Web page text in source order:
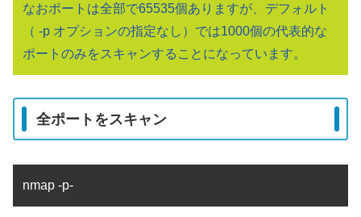
なおポートは全部で65535個ありますが、デフォルト
（ -p オプションの指定なし）では1000個の代表的な
ポートのみをスキャンすることになっています。
全ポートをスキャン
nmap -p-